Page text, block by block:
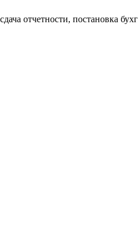
отчетности, постановка